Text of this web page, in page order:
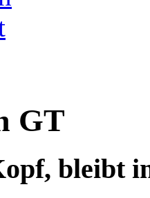
GT
bleibt